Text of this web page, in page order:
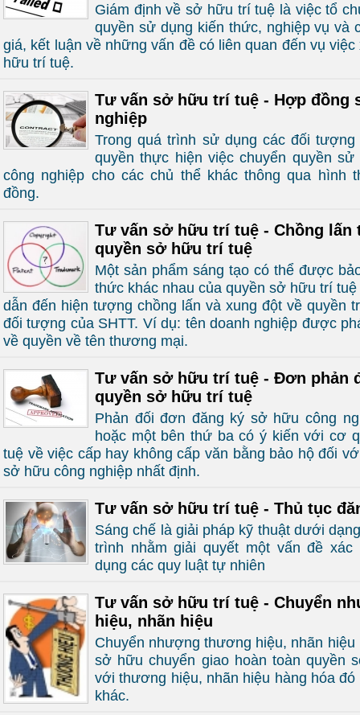
Giám định về sở hữu trí tuệ là việc tổ
quyền sử dụng kiến thức, nghiệp vụ và
giá, kết luận về những vấn đề có liên quan đến vụ
hữu trí tuệ.
Tư vấn sở hữu trí tuệ - Hợp đồng
nghiệp
Trong quá trình sử dụng các đối
quyền thực hiện việc chuyển quyền
công nghiệp cho các chủ thể khác thông qua hình
đồng.
Tư vấn sở hữu trí tuệ - Chồng lấn
quyền sở hữu trí tuệ
Một sản phẩm sáng tạo có thể được
thức khác nhau của quyền sở hữu trí
dẫn đến hiện tượng chồng lấn và xung đột về quyền
đối tượng của SHTT. Ví dụ: tên doanh nghiệp được
về quyền về tên thương mại.
Tư vấn sở hữu trí tuệ - Đơn phản
quyền sở hữu trí tuệ
Phản đối đơn đăng ký sở hữu công
hoặc một bên thứ ba có ý kiến với cơ
tuệ về việc cấp hay không cấp văn bằng bảo hộ đối
sở hữu công nghiệp nhất định.
Tư vấn sở hữu trí tuệ - Thủ tục
Sáng chế là giải pháp kỹ thuật dưới
trình nhằm giải quyết một vấn đề
dụng các quy luật tự nhiên
Tư vấn sở hữu trí tuệ - Chuyển
hiệu, nhãn hiệu
Chuyển nhượng thương hiệu, nhãn hiệu
sở hữu chuyển giao hoàn toàn quyền
với thương hiệu, nhãn hiệu hàng hóa
khác.